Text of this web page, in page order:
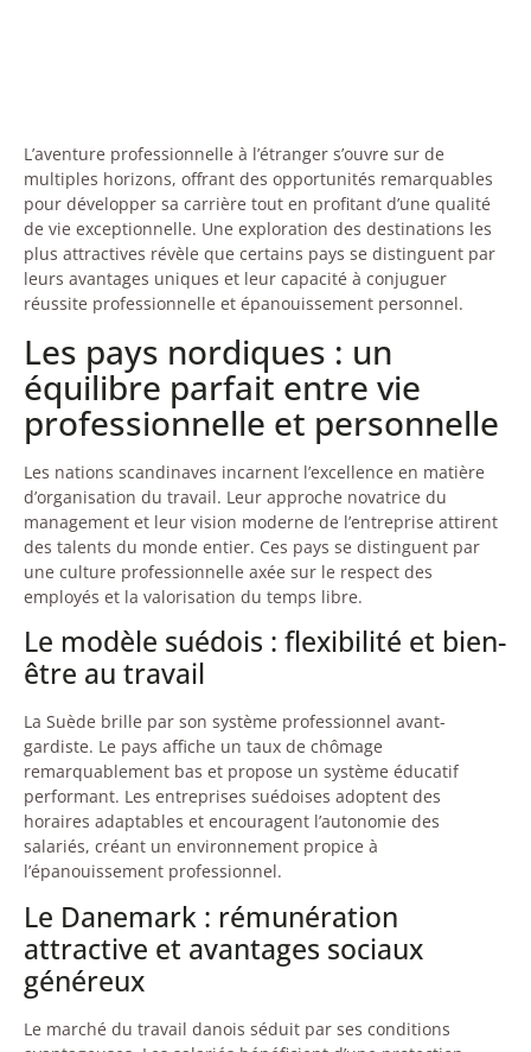
L’aventure professionnelle à l’étranger s’ouvre sur de
multiples horizons, offrant des opportunités remarquables
pour développer sa carrière tout en profitant d’une qualité
de vie exceptionnelle. Une exploration des destinations les
plus attractives révèle que certains pays se distinguent par
leurs avantages uniques et leur capacité à conjuguer
réussite professionnelle et épanouissement personnel.
Les pays nordiques : un
équilibre parfait entre vie
professionnelle et personnelle
Les nations scandinaves incarnent l’excellence en matière
d’organisation du travail. Leur approche novatrice du
management et leur vision moderne de l’entreprise attirent
des talents du monde entier. Ces pays se distinguent par
une culture professionnelle axée sur le respect des
employés et la valorisation du temps libre.
Le modèle suédois : flexibilité et bien-
être au travail
La Suède brille par son système professionnel avant-
gardiste. Le pays affiche un taux de chômage
remarquablement bas et propose un système éducatif
performant. Les entreprises suédoises adoptent des
horaires adaptables et encouragent l’autonomie des
salariés, créant un environnement propice à
l’épanouissement professionnel.
Le Danemark : rémunération
attractive et avantages sociaux
généreux
Le marché du travail danois séduit par ses conditions